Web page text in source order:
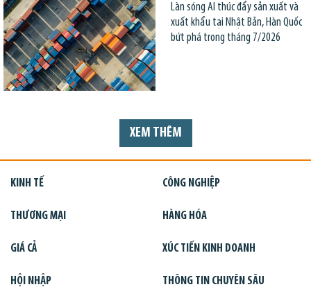
Làn sóng AI thúc đẩy sản xuất và
xuất khẩu tại Nhật Bản, Hàn Quốc
bứt phá trong tháng 7/2026
XEM THÊM
KINH TẾ CÔNG NGHIỆP
THƯƠNG MẠI HÀNG HÓA
GIÁ CẢ XÚC TIẾN KINH DOANH
HỘI NHẬP THÔNG TIN CHUYÊN SÂU